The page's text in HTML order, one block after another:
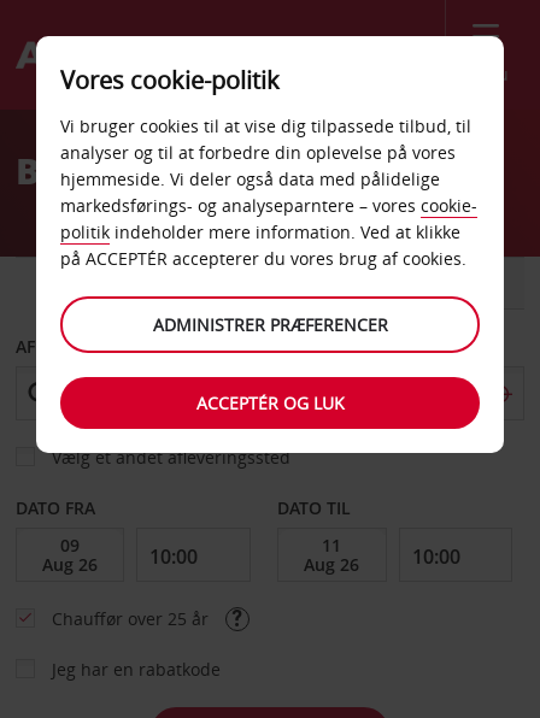
Menu
Welcome
AvisBilleje Phuket Lufthavn
AFHENT FRA
Vælg et andet afleveringssted
DATO FRA DATO TIL
Chauffør over 25 år
Jeg har en rabatkode
Vores cookie-politik
Vi bruger cookies til at vise dig tilpassede tilbud, til
analyser og til at forbedre din oplevelse på vores
hjemmeside. Vi deler også data med pålidelige
markedsførings- og analyseparntere – vores cookie-
politik indeholder mere information. Ved at klikke
på ACCEPTÉR accepterer du vores brug af cookies.
ADMINISTRER PRÆFERENCER
ACCEPTÉR OG LUK